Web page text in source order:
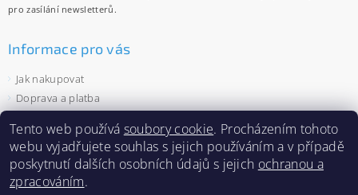
pro zasílání newsletterů.
Informace pro vás
Jak nakupovat
Doprava a platba
Ochrana osobních údajů
Velkoobchod
Zásady používání souborů cookies
Tento web používá soubory cookie. Procházením tohoto
webu vyjadřujete souhlas s jejich používáním a v případě
poskytnutí dalších osobních údajů s jejich ochranou a
zpracováním.